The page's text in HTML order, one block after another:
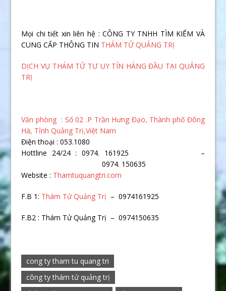
Mọi chi tiết xin liên hệ : CÔNG TY TNHH TÌM KIẾM VÀ
CUNG CẤP THÔNG TIN THÁM TỬ QUẢNG TRỊ
DỊCH VỤ THÁM TỬ TƯ UY TÍN HÀNG ĐẦU TẠI QUẢNG
TRỊ
Văn phòng : Số 02 .P Trần Hưng Đạo, Thành phố Đông
Hà, Tỉnh Quảng Trị,Việt Nam
Điện thoại : 053.1080
Hottline 24/24 : 0974. 161925 –
0974. 150635
Website : Thamtuquangtri.com
F.B 1: Thám Tử Quảng Trị – 0974161925
F.B2 : Thám Tử Quảng Trị – 0974150635
cong ty tham tu quang tri
công ty thám tử quảng trị